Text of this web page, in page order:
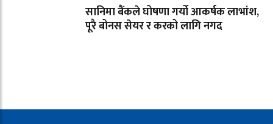
सानिमा बैंकले घोषणा गर्यो आकर्षक लाभांश,
पूरै बोनस सेयर र करको लागि नगद